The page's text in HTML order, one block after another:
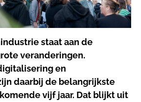
staat aan de
veranderingen.
en
daarbij de belangrijkste
vijf jaar. Dat blijkt uit